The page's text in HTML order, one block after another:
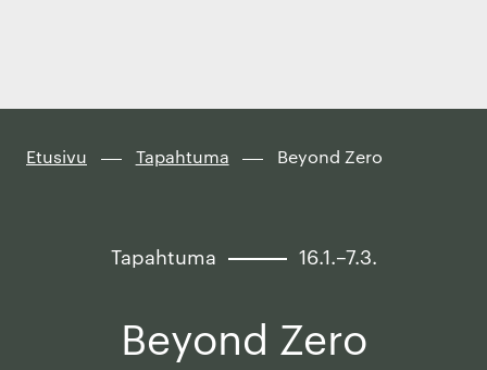
Etusivu Tapahtuma Beyond Zero
Tapahtuma 16.1.–7.3.
Beyond Zero